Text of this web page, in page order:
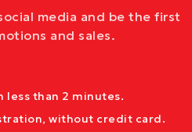
media and be the first
and sales.
less than 2 minutes.
without credit card.